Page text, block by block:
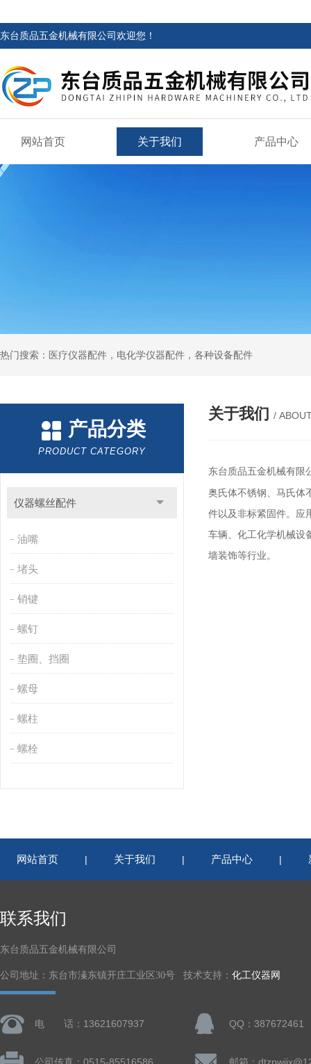
东台质品五金机械有限公司欢迎您！
网站首页 关于我们 产品中心
热门搜索：医疗仪器配件，电化学仪器配件，各种设备配件
产品分类
PRODUCT CATEGORY
仪器螺丝配件
油嘴
堵头
销键
螺钉
垫圈、挡圈
螺母
螺柱
螺栓
关于我们 /
东台质品五金机械有限
奥氏体不锈钢、马氏体
件以及非标紧固件。 应
车辆、化工化学机械设
墙装饰等行业。
网站首页 | 关于我们 | 产品中心 |
联系我们
东台质品五金机械有限公司
公司地址：东台市溱东镇开庄工业区30号 技术支持： 化工仪器网
电 话：13621607937 QQ：387672461